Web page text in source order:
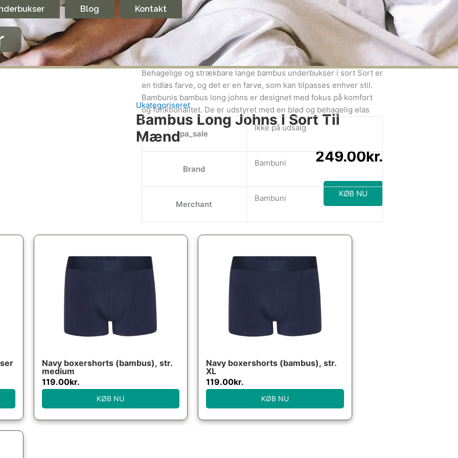
Blog Kontakt
Ukategoriseret
Bambus Long Johns I Sort Til
Mænd
249.00kr.
KØB NU
Yderligere information
Behagelige og strækbare lange bambus underbukser i sort Sort er
en tidløs farve, og det er en farve, som kan tilpasses enhver stil.
Bambunis bambus long johns er designet med fokus på komfort
og funktionalitet. De er udstyret med en blød og behagelig elas
pa_sale
Ikke på udsalg
Brand
Bambuni
Merchant
Bambuni
Navy boxershorts (bambus), str.
medium
119.00kr.
KØB NU
Navy boxershorts (bambus), str.
XL
119.00kr.
KØB NU